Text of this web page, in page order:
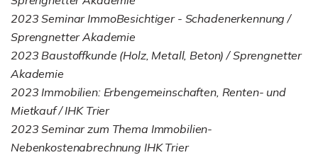
2023 Seminar ImmoBesichtiger - Schadenerkennung /
Sprengnetter Akademie
2023 Baustoffkunde (Holz, Metall, Beton) / Sprengnetter
Akademie
2023 Immobilien: Erbengemeinschaften, Renten- und
Mietkauf / IHK Trier
2023 Seminar zum Thema Immobilien-
Nebenkostenabrechnung IHK Trier